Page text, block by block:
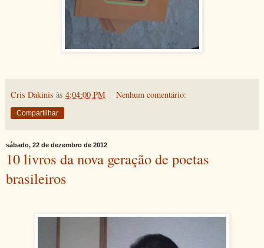
Cris Dakinis às 4:04:00 PM Nenhum comentário:
Compartilhar
sábado, 22 de dezembro de 2012
10 livros da nova geração de poetas
brasileiros